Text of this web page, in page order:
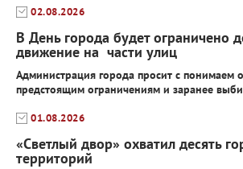
02.08.2026
В День города будет ограничено
движение на части улиц
Администрация города просит с понимаем
предстоящим ограничениям и заранее
01.08.2026
«Светлый двор» охватил десять
территорий